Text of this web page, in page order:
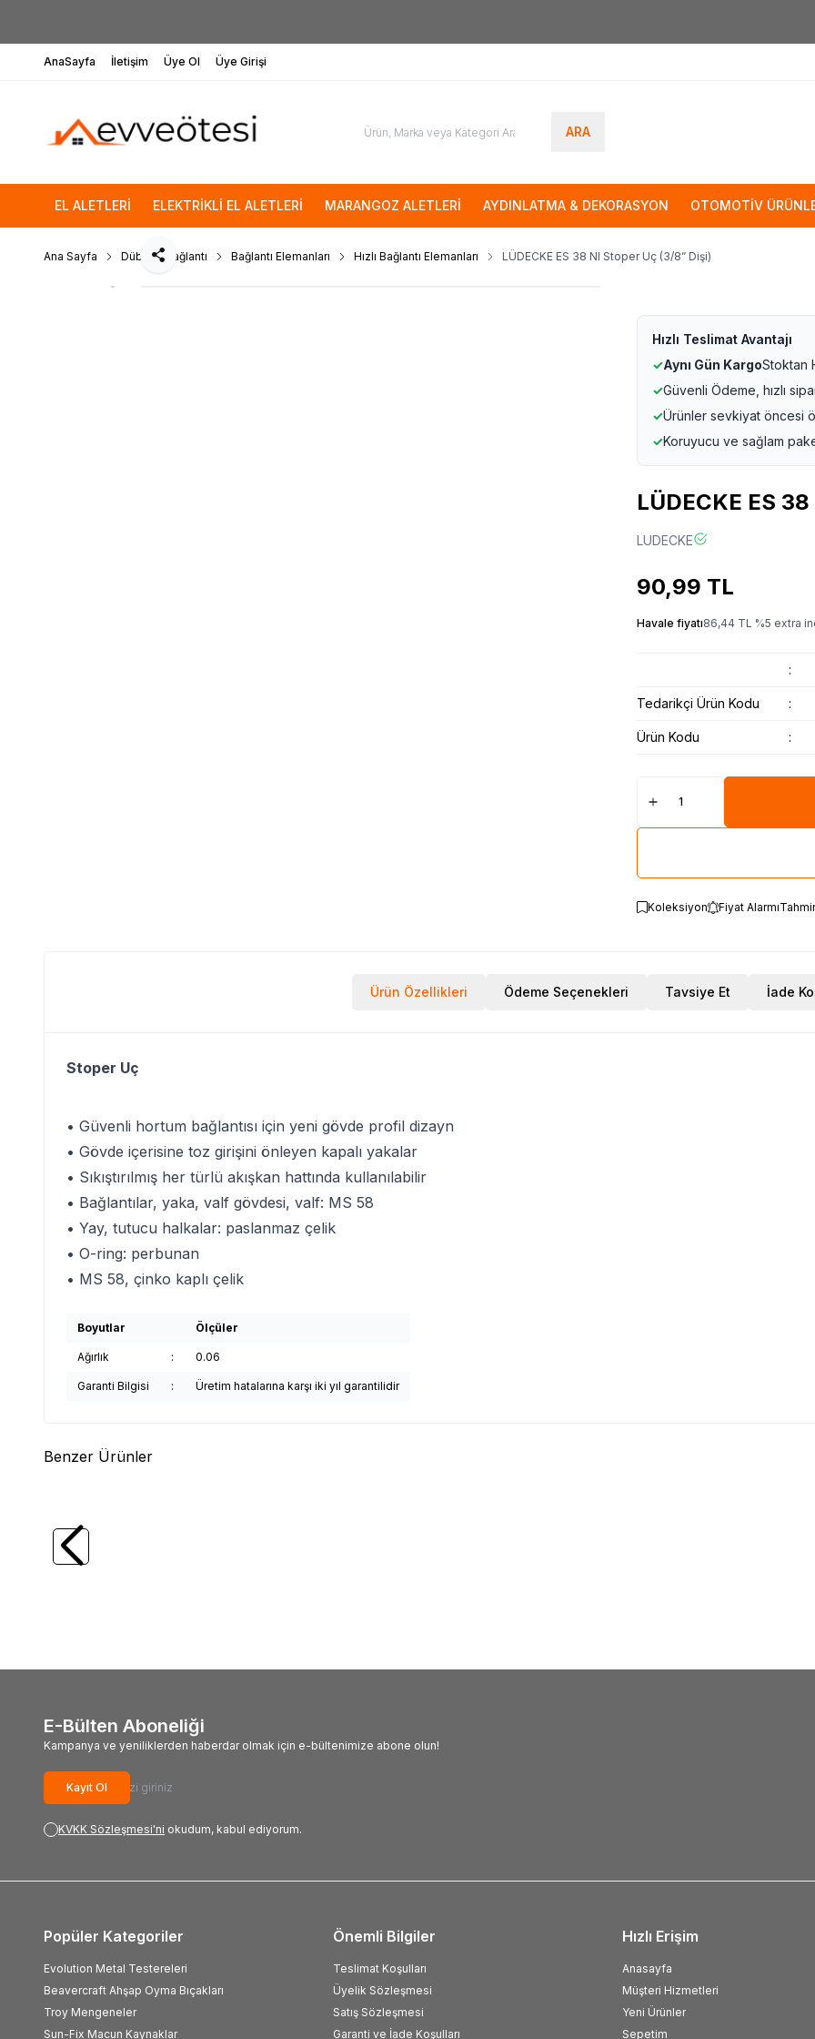
AnaSayfa İletişim Üye Ol Üye Girişi
ARA
EL ALETLERİ ELEKTRİKLİ EL ALETLERİ MARANGOZ ALETLERİ AYDINLATMA & DEKORASYON OTOMOTİV
Ana Sayfa Dübel & Bağlantı Bağlantı Elemanları Hızlı Bağlantı Elemanları LÜDECKE ES 38 NI Stoper Uç (3/8” Dişi)
Paylaş
Hızlı Teslimat Avantajı
✓Aynı Gün KargoStoktan
✓Güvenli Ödeme, hızlı
✓Ürünler sevkiyat öncesi
✓Koruyucu ve sağlam
LÜDECKE ES
LUDECKE
90,99 TL
Havale fiyatı86,44 TL %5 extra
:
Tedarikçi Ürün Kodu :
Ürün Kodu :
Koleksiyon Fiyat Alarmı
Ürün Özellikleri Ödeme Seçenekleri Tavsiye Et İade
Stoper Uç
• Güvenli hortum bağlantısı için yeni gövde profil dizayn
• Gövde içerisine toz girişini önleyen kapalı yakalar
• Sıkıştırılmış her türlü akışkan hattında kullanılabilir
• Bağlantılar, yaka, valf gövdesi, valf: MS 58
• Yay, tutucu halkalar: paslanmaz çelik
• O-ring: perbunan
• MS 58, çinko kaplı çelik
Boyutlar Ölçüler
Ağırlık : 0.06
Garanti Bilgisi : Üretim hatalarına karşı iki yıl garantilidir
Benzer Ürünler
WERT
mm, 100 adet)
E-Bülten Aboneliği
Kampanya ve yeniliklerden haberdar olmak için e-bültenimize abone olun!
Kayıt Ol
KVKK Sözleşmesi'ni okudum, kabul ediyorum.
Popüler Kategoriler
Evolution Metal Testereleri
Beavercraft Ahşap Oyma Bıçakları
Troy Mengeneler
Sun-Fix Macun Kaynaklar
Önemli Bilgiler
Teslimat Koşulları
Üyelik Sözleşmesi
Satış Sözleşmesi
Garanti ve İade Koşulları
Hızlı Erişim
Anasayfa
Müşteri Hizmetleri
Yeni Ürünler
Sepetim